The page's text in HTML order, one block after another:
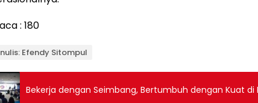
: 180
Efendy Sitompul
Bekerja dengan Seimbang, Bertumbuh dengan Kuat di